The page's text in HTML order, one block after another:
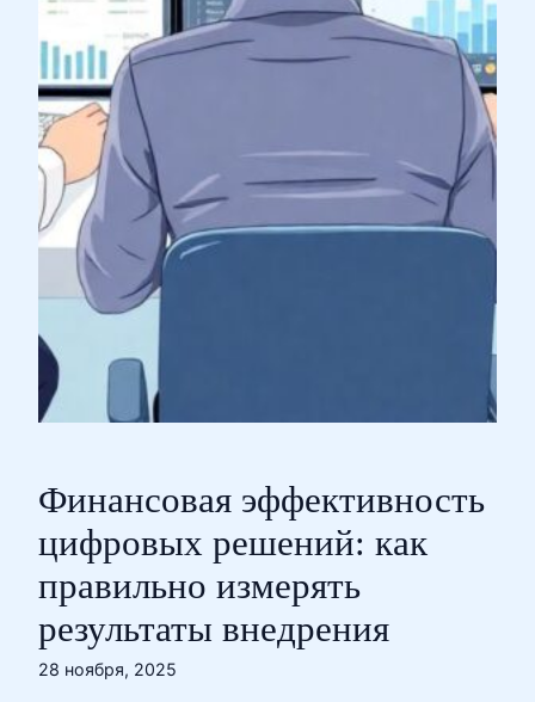
Финансовая эффективность
цифровых решений: как
правильно измерять
результаты внедрения
28 ноября, 2025